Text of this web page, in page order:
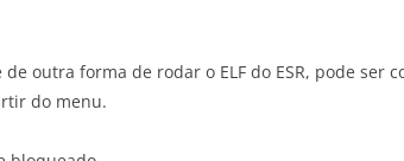
outra forma de rodar o ELF do ESR, pode ser
do menu.